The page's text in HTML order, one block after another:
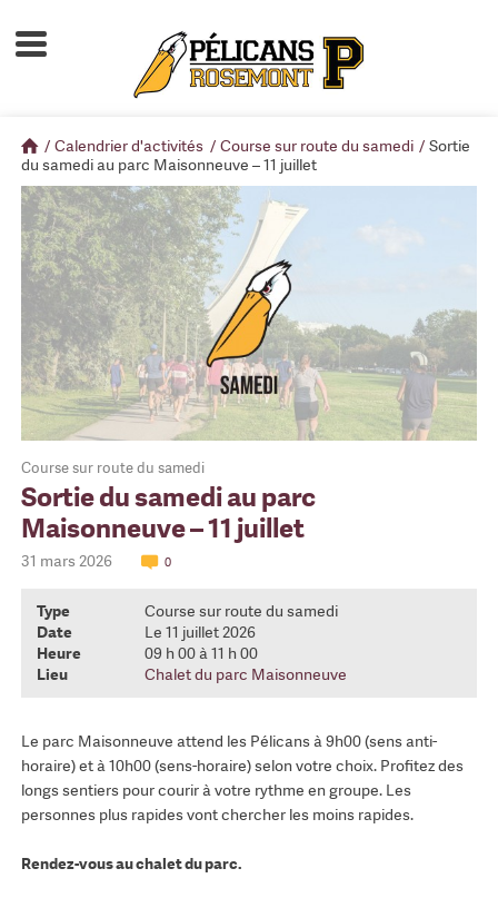
Accueil
Calendrier d'activités
Boutique
Devenir membre
/ Calendrier d'activités / Course sur route du samedi / Sortie
du samedi au parc Maisonneuve – 11 juillet
Course sur route du samedi
Sortie du samedi au parc
Maisonneuve – 11 juillet
31 mars 2026 0
Type
Course sur route du samedi
Date
Le 11 juillet 2026
Heure
09 h 00 à 11 h 00
Lieu
Chalet du parc Maisonneuve
Le parc Maisonneuve attend les Pélicans à 9h00 (sens anti-
horaire) et à 10h00 (sens-horaire) selon votre choix. Profitez des
longs sentiers pour courir à votre rythme en groupe. Les
personnes plus rapides vont chercher les moins rapides.
Rendez-vous au chalet du parc.